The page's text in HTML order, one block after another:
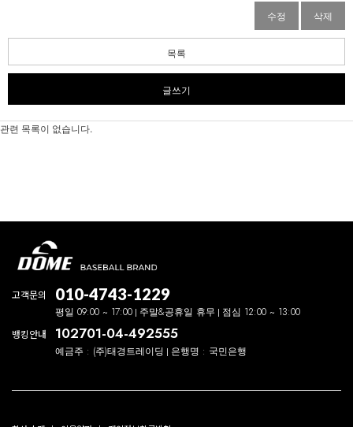
수정 삭제
목록
글쓰기
관련 목록이 없습니다.
고객문의 010-4743-1229
평일 09:00 ~ 17:00 주말&공휴일 휴무 점심 12:00 ~ 13:00
뱅킹안내 102701-04-492555
예금주 : (주)태경트레이딩 은행명 : 국민은행